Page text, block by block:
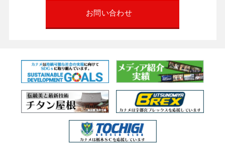
お問い合わせ